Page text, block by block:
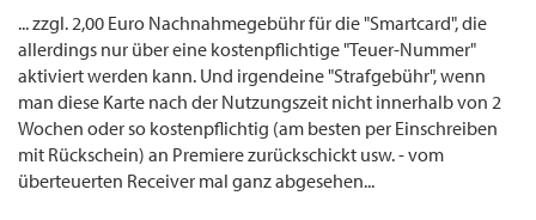
... zzgl. 2,00 Euro Nachnahmegebühr für die "Smartcard", die
allerdings nur über eine kostenpflichtige "Teuer-Nummer"
aktiviert werden kann. Und irgendeine "Strafgebühr", wenn
man diese Karte nach der Nutzungszeit nicht innerhalb von 2
Wochen oder so kostenpflichtig (am besten per Einschreiben
mit Rückschein) an Premiere zurückschickt usw. - vom
überteuerten Receiver mal ganz abgesehen...